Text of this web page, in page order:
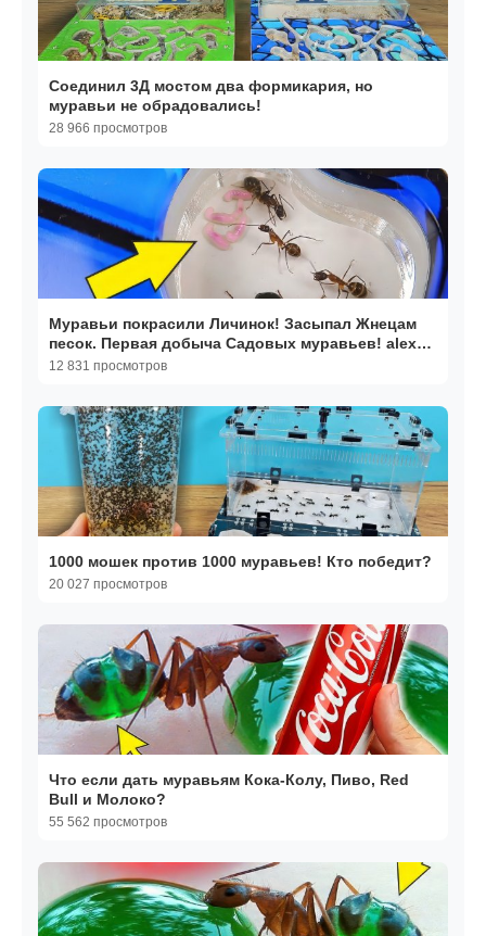
Соединил 3Д мостом два формикария, но
муравьи не обрадовались!
28 966 просмотров
Муравьи покрасили Личинок! Засыпал Жнецам
песок. Первая добыча Садовых муравьев! alex
boyko
12 831 просмотров
1000 мошек против 1000 муравьев! Кто победит?
20 027 просмотров
Что если дать муравьям Кока-Колу, Пиво, Red
Bull и Молоко?
55 562 просмотров